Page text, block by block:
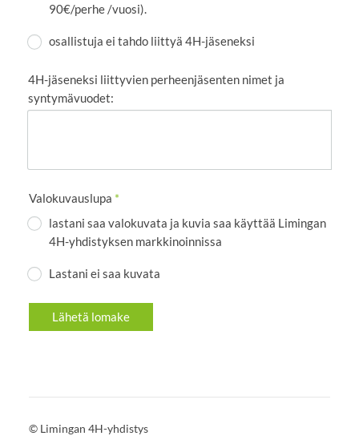
90€/perhe /vuosi).
osallistuja ei tahdo liittyä 4H-jäseneksi
4H-jäseneksi liittyvien perheenjäsenten nimet ja
syntymävuodet:
Valokuvauslupa *
lastani saa valokuvata ja kuvia saa käyttää Limingan
4H-yhdistyksen markkinoinnissa
Lastani ei saa kuvata
Lähetä lomake
© Limingan 4H-yhdistys